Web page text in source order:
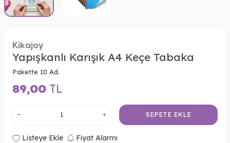
Kikajoy
Yapışkanlı Karışık A4 Keçe Tabaka
Pakette 10 Ad.
89,00 TL
SEPETE EKLE
Listeye Ekle Fiyat Alarmı